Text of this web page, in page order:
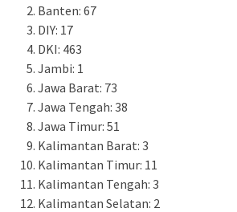
Banten: 67
DIY: 17
DKI: 463
Jambi: 1
Jawa Barat: 73
Jawa Tengah: 38
Jawa Timur: 51
Kalimantan Barat: 3
Kalimantan Timur: 11
Kalimantan Tengah: 3
Kalimantan Selatan: 2